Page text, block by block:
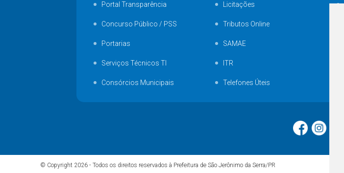
Portal Transparência Licitações
Concurso Público / PSS Tributos Online
Portarias SAMAE
Serviços Técnicos TI ITR
Consórcios Municipais Telefones Úteis
© Copyright 2026 - Todos os direitos reservados à Prefeitura de São Jerônimo da Serra/PR